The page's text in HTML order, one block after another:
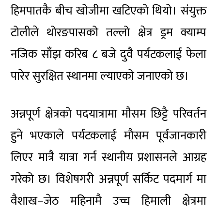
हिमपातकै बीच खोजीमा खटिएको थियो। संयुक्त
टोलीले थोरङपासको तल्लो क्षेत्र ड्रम क्याम्प
नजिक साँझ करिब ८ बजे दुवै पर्यटकलाई फेला
पारेर सुरक्षित स्थानमा ल्याएको जनाएको छ।
अन्नपूर्ण क्षेत्रको पदयात्रामा मौसम छिट्टै परिवर्तन
हुने भएकाले पर्यटकलाई मौसम पूर्वजानकारी
लिएर मात्रै यात्रा गर्न स्थानीय प्रशासनले आग्रह
गरेको छ। विशेषगरी अन्नपूर्ण सर्किट पदमार्गमा
वैशाख–जेठ महिनामै उच्च हिमाली क्षेत्रमा